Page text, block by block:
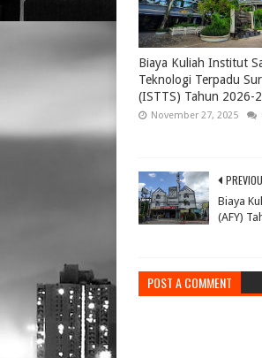
Biaya Kuliah Institut
Teknologi Terpadu
(ISTTS) Tahun 2026-
November 27, 2025
Biaya
(AFY)
POST A COMMENT